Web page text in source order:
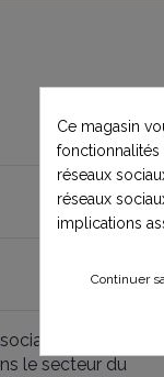
de
le secteur du
Ce magasin
fonctionnalités
réseaux
réseaux
implications
Continuer